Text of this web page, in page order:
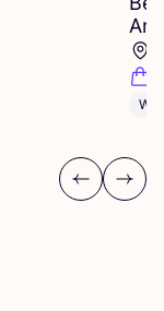
Previous
Next